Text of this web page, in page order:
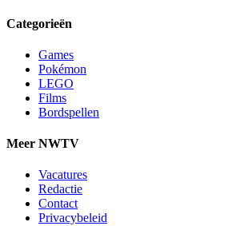
Categorieën
Games
Pokémon
LEGO
Films
Bordspellen
Meer NWTV
Vacatures
Redactie
Contact
Privacybeleid